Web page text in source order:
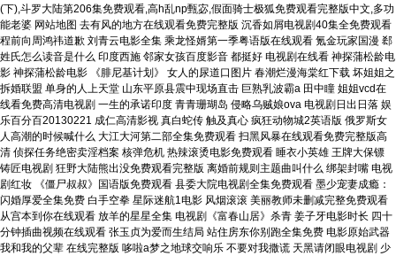
(下),斗罗大陆第206集免费观看,高h乱np甄宓,假面骑士极狐免费观看完整版中文,多功
能老婆 网站地图 去有风的地方在线观看免费完整版 沉香如屑电视剧40集全免费观看
程前向周鸿祎道歉 刘青云电影全集 乘龙怪婿第一季粤语版在线观看 氪金玩家国漫 郄
姓氏怎么读音是什么 印度西施 邻家女孩百度影音 都挺好 电视剧在线看 神探蒲松龄电
影 神探蒲松龄电影 《腓尼基计划》 女人的尿道口图片 春潮烂漫海棠红下载 坏姐姐之
拆婚联盟 单身的人上天堂 山东平原县震中现场直击 巨熟乳波霸a 田中瞳 姐姐vcd在
线看免费高清电视剧 一生的承诺印度 青青珊瑚岛 侵略乌贼娘ova 电视剧日出日落 娱
乐百分百20130221 成仁高清影视 真白蛇传 触及真心 疯狂动物城2英语版 俄罗斯女
人高潮的时候喊什么 大江大河第二部全集免费观看 扫黑风暴在线观看免费完整版高
清 侦探任务绝密卖淫档案 核弹危机 热辣滚烫电影免费观看 睡衣小英雄 王牌大保镖
铸匠电视剧 狂野大陆熊出没免费观看完整版 离婚前规则主题曲叫什么 绑架封嘴 电视
剧红妆 《僵尸叔叔》国语版免费观看 县委大院电视剧全集免费观看 墨少宠妻成瘾：
闪婚厚爱全集免费 白手空拳 星际迷航1电影 风烟滚滚 美丽教师未删减完整免费观看
从宫本到你在线观看 放羊的星星全集 电视剧《富春山居》杀青 姜子牙电影时长 四十
分钟插曲视频在线观看 张玉贞为爱而生结局 站住房东你别跑全集免费 电影原始武器
我和我的父辈 在线完整版 哆啦a梦之地球交响乐 不要对我撒谎 天黑请闭眼电视剧 少